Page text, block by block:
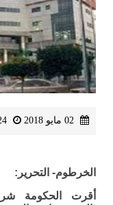
الخرطوم- التحرير:
أقرت الحكومة